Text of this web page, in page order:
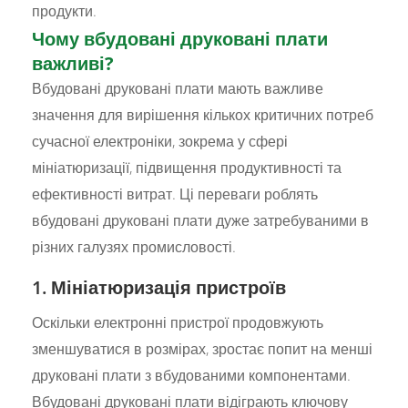
продукти.
Чому вбудовані друковані плати
важливі?
Вбудовані друковані плати мають важливе
значення для вирішення кількох критичних потреб
сучасної електроніки, зокрема у сфері
мініатюризації, підвищення продуктивності та
ефективності витрат. Ці переваги роблять
вбудовані друковані плати дуже затребуваними в
різних галузях промисловості.
1. Мініатюризація пристроїв
Оскільки електронні пристрої продовжують
зменшуватися в розмірах, зростає попит на менші
друковані плати з вбудованими компонентами.
Вбудовані друковані плати відіграють ключову